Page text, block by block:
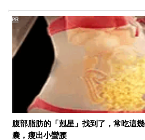
腹部脂肪的「剋星」找到了，常吃這
囊，瘦出小蠻腰
PR